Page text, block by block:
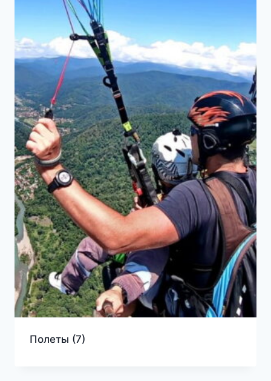
Полеты (7)